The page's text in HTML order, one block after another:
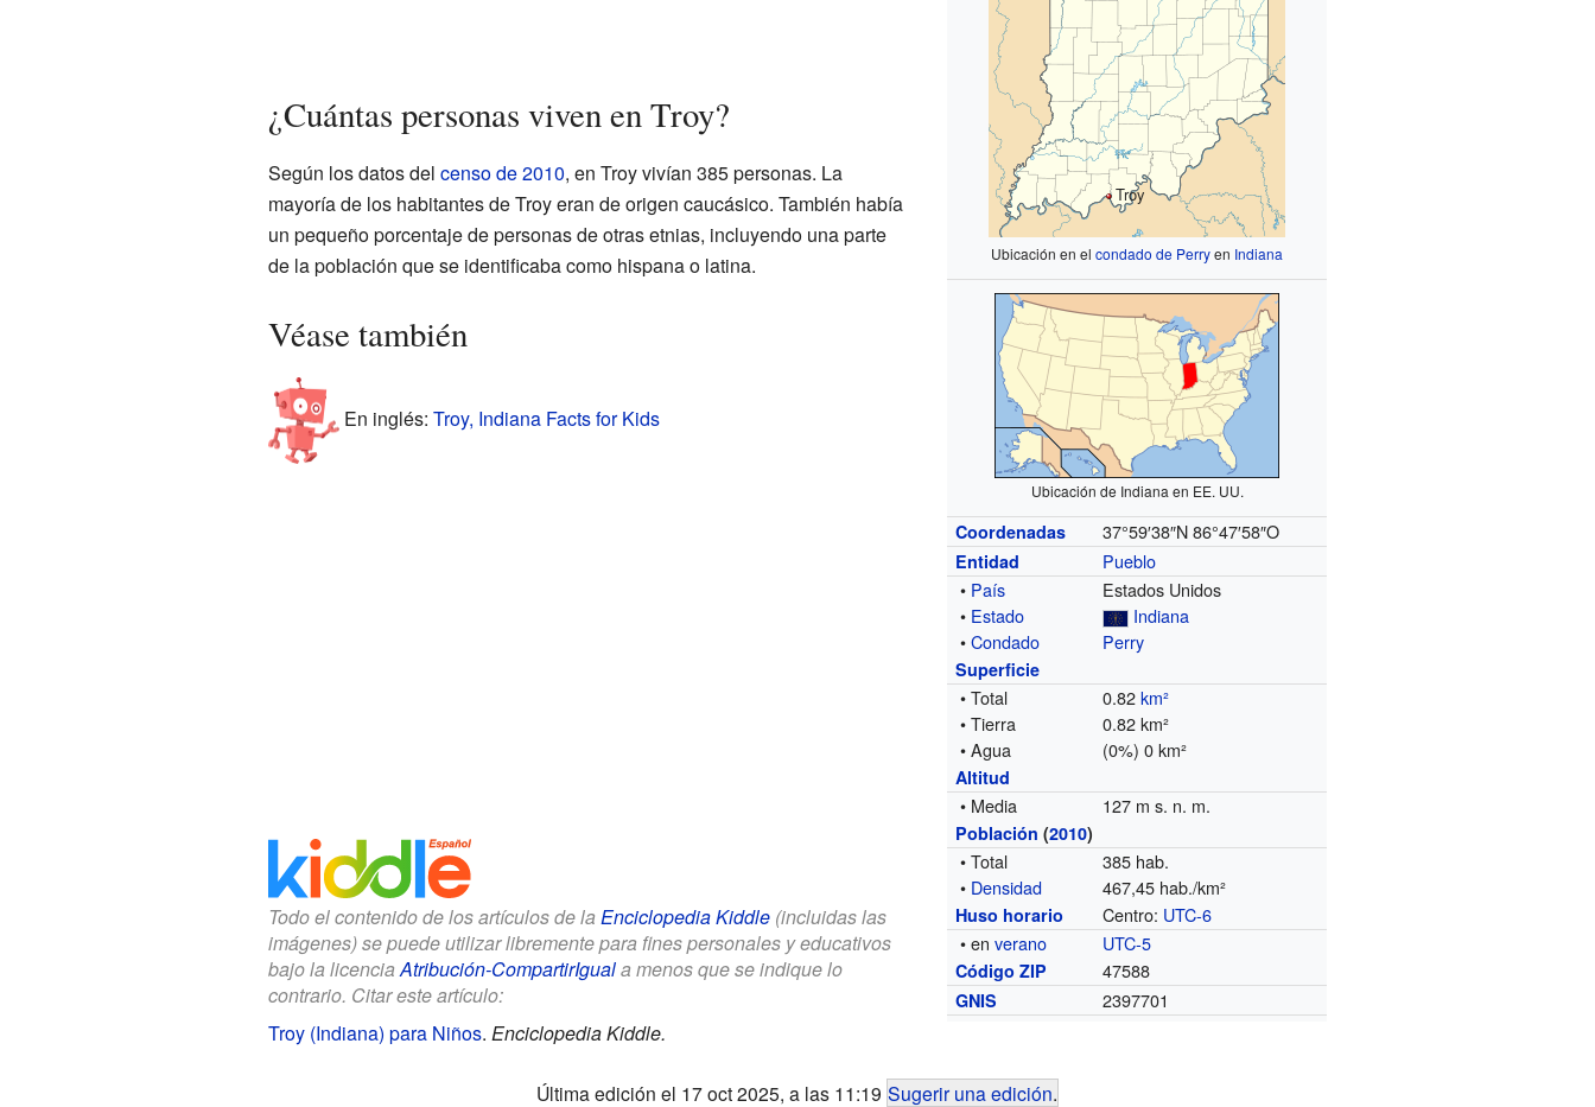
Troy
Ubicación en elcondado de Perryen Indiana
Ubicación de Indiana en EE. UU.
Coordenadas 37°59′38″N 86°47′58″O
Entidad
Pueblo
• País
Estados Unidos
• Estado
Indiana
•Condado Perry
Superficie
• Total 0.82km²
• Tierra
0.82 km²
• Agua
(0%) 0 km²
Altitud
• Media 127 m s. n. m.
Población (2010)
• Total
385 hab.
• Densidad 467,45 hab./km²
Huso horario Centro: UTC-6
• enverano UTC-5
Código ZIP 47588
GNIS 2397701
¿Cuántas personas viven en Troy?
Según los datos del censo de 2010, en Troy vivían 385 personas. La
mayoría de los habitantes de Troy eran de origen caucásico. También había
un pequeño porcentaje de personas de otras etnias, incluyendo una parte
de la población que se identificaba como hispana o latina.
Véase también
En inglés: Troy, Indiana Facts for Kids
Todo el contenido de los artículos de la Enciclopedia Kiddle(incluidas las
imágenes) se puede utilizar libremente para fines personales y educativos
bajo la licenciaAtribución-CompartirIguala menos que se indique lo
contrario. Citar este artículo:
Troy (Indiana) para Niños. Enciclopedia Kiddle.
Última edición el 17 oct 2025, a las 11:19 Sugerir una edición.